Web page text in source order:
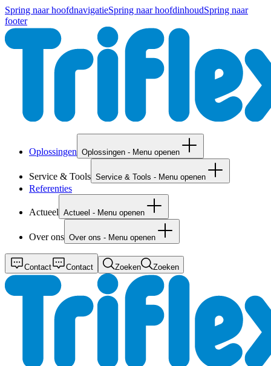
Spring naar hoofdnavigatieSpring naar hoofdinhoudSpring naar
footer
Oplossingen Oplossingen - Menu openen
Service & Tools Service & Tools - Menu openen
Referenties
Actueel Actueel - Menu openen
Over ons Over ons - Menu openen
Contact Contact Zoeken Zoeken